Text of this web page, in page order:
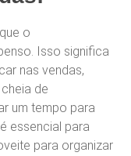
o
Isso significa
nas vendas,
de
um tempo para
essencial para
para organizar